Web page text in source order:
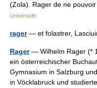
(Zola). Rager de ne
Universelle
rager— et folastrer,
Rager— Wilhelm Rager (*
ein österreichischer
Gymnasium in Salzburg
in Vöcklabruck und